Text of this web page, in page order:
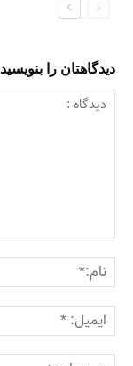
دیدگاهتان را بنویسید